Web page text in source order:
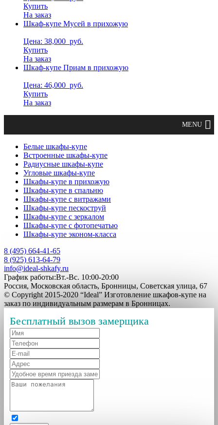
Купить
На заказ
Шкаф-купе Мусей в прихожую
Цена: 38,000 руб.
Купить
На заказ
Шкаф-купе Приам в прихожую
Цена: 46,000 руб.
Купить
На заказ
Белые шкафы-купе
Встроенные шкафы-купе
Радиусные шкафы-купе
Угловые шкафы-купе
Шкафы-купе в прихожую
Шкафы-купе в спальню
Шкафы-купе с витражами
Шкафы-купе пескоструй
Шкафы-купе с зеркалом
Шкафы-купе с фотопечатью
Шкафы-купе эконом-класса
8 (495) 664-41-65
8 (925) 613-64-79
info@ideal-shkafy.ru
График работы:Вт.-Вс. 10:00-20:00
Россия, Московская область, Бронницы, Советская улица, 67
© Copyright 2015-2020 “Ideal” Изготовление шкафов-купе на
заказ по индивидуальным размерам в Бронницах.
Бесплатный вызов замерщика